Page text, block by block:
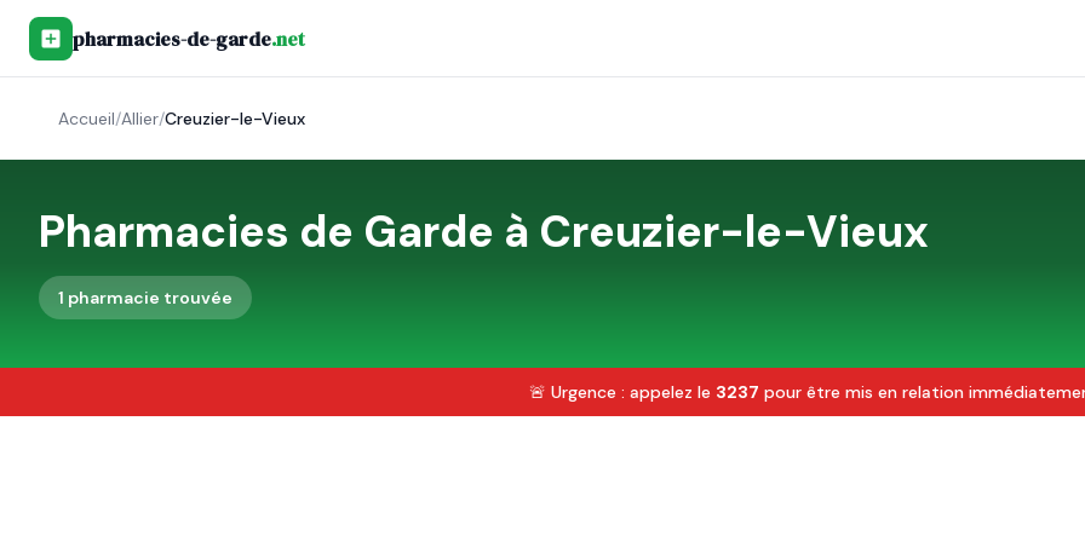
pharmacies-de-garde.net
Accueil/Allier/Creuzier-le-Vieux
Pharmacies de Garde à Creuzier-le-Vieux
1 pharmacie trouvée
🚨 Urgence : appelez le 3237 pour être mis en relation